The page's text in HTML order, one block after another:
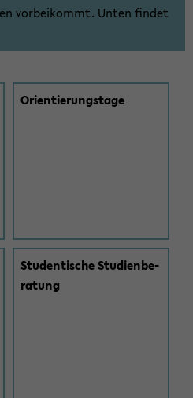
vor­bei­kommt. Unten fin­det
Ori­en­tie­rungs­ta­ge
Stu­den­ti­sche Stu­di­en­be­
ra­tung